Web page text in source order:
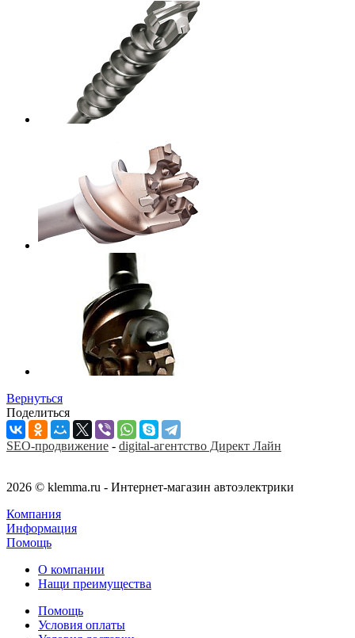
Вернуться
Поделиться
SEO-продвижение - digital-агентство Директ Лайн
2026 © klemma.ru - Интернет-магазин автоэлектрики
Компания
Информация
Помощь
О компании
Нащи преимущества
Помощь
Условия оплаты